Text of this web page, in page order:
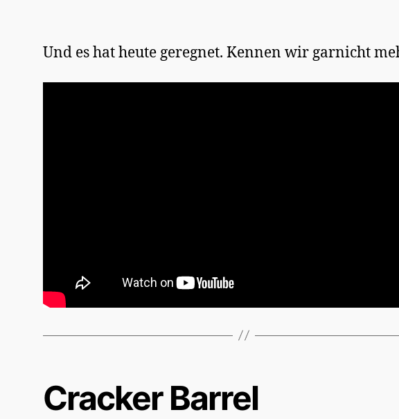
Und es hat heute geregnet. Kennen wir garnicht
Cracker Barrel